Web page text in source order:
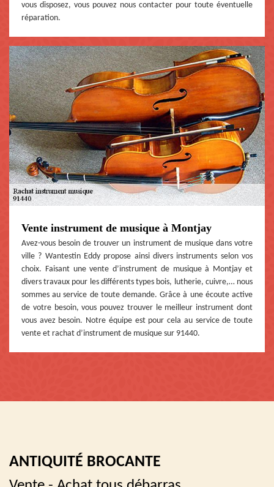
vous disposez, vous pouvez nous contacter pour toute éventuelle
réparation.
Vente instrument de musique à Montjay
Avez-vous besoin de trouver un instrument de musique dans votre
ville ? Wantestin Eddy propose ainsi divers instruments selon vos
choix. Faisant une vente d’instrument de musique à Montjay et
divers travaux pour les différents types bois, lutherie, cuivre,… nous
sommes au service de toute demande. Grâce à une écoute active
de votre besoin, vous pouvez trouver le meilleur instrument dont
vous avez besoin. Notre équipe est pour cela au service de toute
vente et rachat d’instrument de musique sur 91440.
ANTIQUITÉ BROCANTE